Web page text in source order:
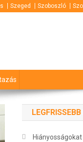
Szeged Szoboszló